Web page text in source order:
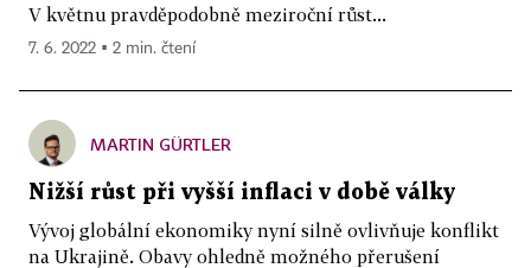
V květnu pravděpodobně meziroční růst...
7. 6. 2022 ▪ 2 min. čtení
MARTIN GÜRTLER
Nižší růst při vyšší inflaci v době války
Vývoj globální ekonomiky nyní silně ovlivňuje konflikt
na Ukrajině. Obavy ohledně možného přerušení